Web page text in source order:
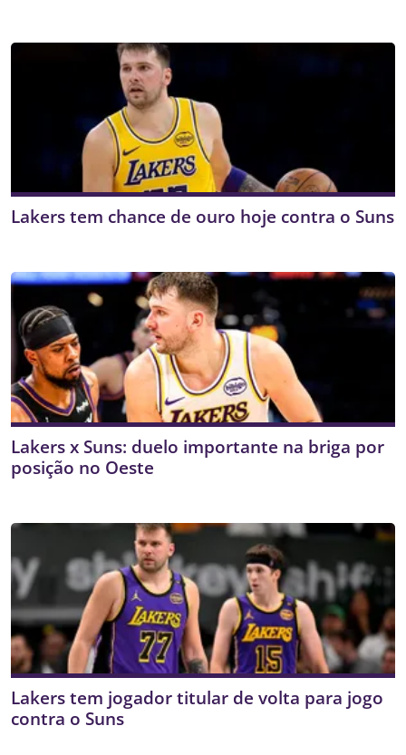
Lakers tem chance de ouro hoje contra o Suns
Lakers x Suns: duelo importante na briga por
posição no Oeste
Lakers tem jogador titular de volta para jogo
contra o Suns